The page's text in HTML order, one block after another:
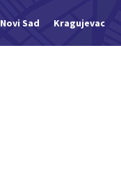
Novi Sad Kragujevac